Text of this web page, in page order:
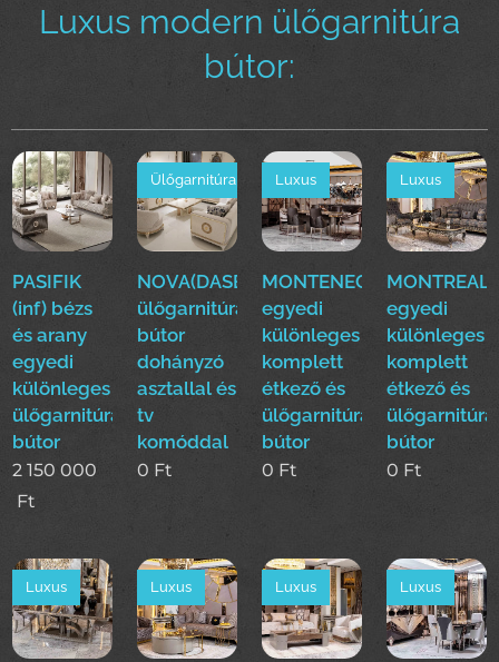
Luxus modern ülőgarnitúra
bútor:
PASIFIK
(inf) bézs
és arany
egyedi
különleges
ülőgarnitúra
bútor
2 150 000
Ft
NOVA(DASE)
ülőgarnitúra
bútor
dohányzó
asztallal és
tv
komóddal
Ülőgarnitúra
0 Ft
MONTENEGRO(EFE)Luxus
egyedi
különleges
komplett
étkező és
ülőgarnitúra
bútor
Luxus
0 Ft
egyedi
különleges
komplett
étkező és
ülőgarnitúra
bútor
Luxus
0 Ft
Luxus Luxus Luxus Luxus